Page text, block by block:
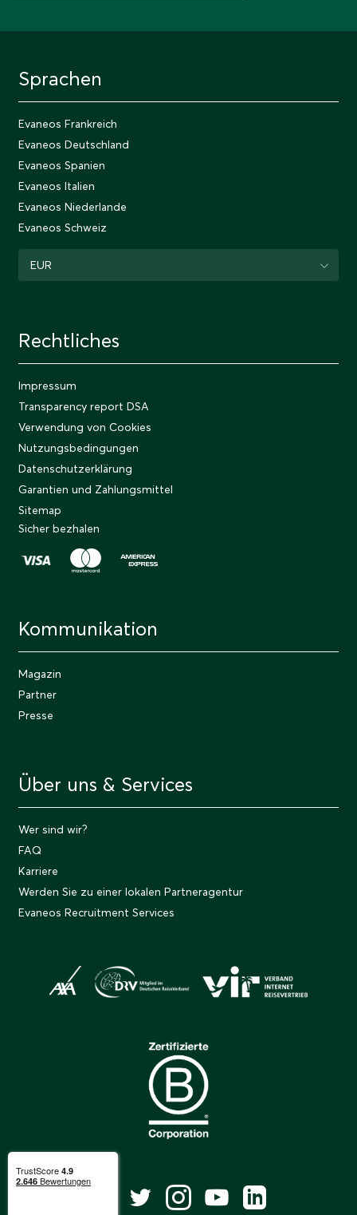
Sprachen
Evaneos Frankreich
Evaneos Deutschland
Evaneos Spanien
Evaneos Italien
Evaneos Niederlande
Evaneos Schweiz
EUR
Rechtliches
Impressum
Transparency report DSA
Verwendung von Cookies
Nutzungsbedingungen
Datenschutzerklärung
Garantien und Zahlungsmittel
Sitemap
Sicher bezhalen
Kommunikation
Magazin
Partner
Presse
Über uns & Services
Wer sind wir?
FAQ
Karriere
Werden Sie zu einer lokalen Partneragentur
Evaneos Recruitment Services